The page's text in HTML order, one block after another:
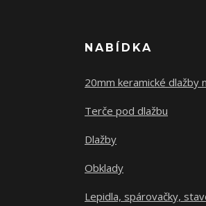
NABÍDKA
20mm keramické dlažby
Terče pod dlažbu
Dlažby
Obklady
Lepidla, spárovačky,